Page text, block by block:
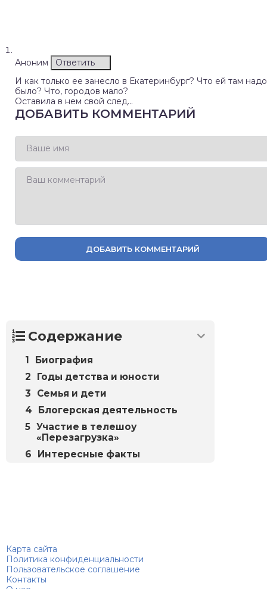
Аноним
Ответить
И как только ее занесло в Екатеринбург? Что ей там надо
было? Что, городов мало?
Оставила в нем свой след…
ДОБАВИТЬ КОММЕНТАРИЙ
ДОБАВИТЬ КОММЕНТАРИЙ
Содержание
Биография
Годы детства и юности
Семья и дети
Блогерская деятельность
Участие в телешоу
«Перезагрузка»
Интересные факты
Карта сайта
Политика конфиденциальности
Пользовательское соглашение
Контакты